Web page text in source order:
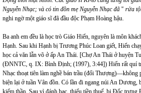
Nguyễn Nhạc; và có tin đồn mẹ Nguyễn Nhạc đã " rửa
nghi ngờ một giáo sĩ đã đầu độc Phạm Hoàng hậu.
Ba anh em đều là học trò Giáo Hiến, nguyên là môn
Hạnh. Sau khi Hạnh bị Trương Phúc Loan giết, Hiến
học cả văn lẫn võ ở ấp An Thái. [Chợ An Thái ở huyện
(ĐNNTC, q. IX: Bình Định; (1997), 3:44]) Hiến rất quí
Nhạc thoạt tiên làm nghề bán trầu (đổi Thượng)—không
biện lại ở tuần Vân đồn. Có lần đi ngang núi An Dương,